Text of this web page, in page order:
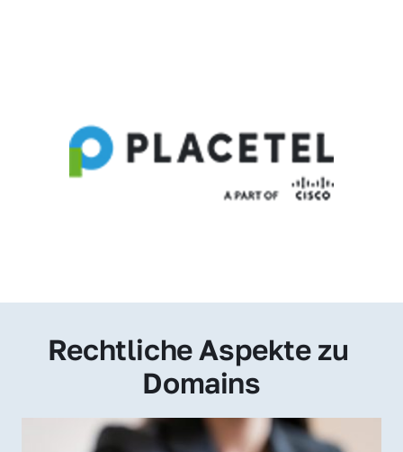
Rechtliche Aspekte zu
Domains